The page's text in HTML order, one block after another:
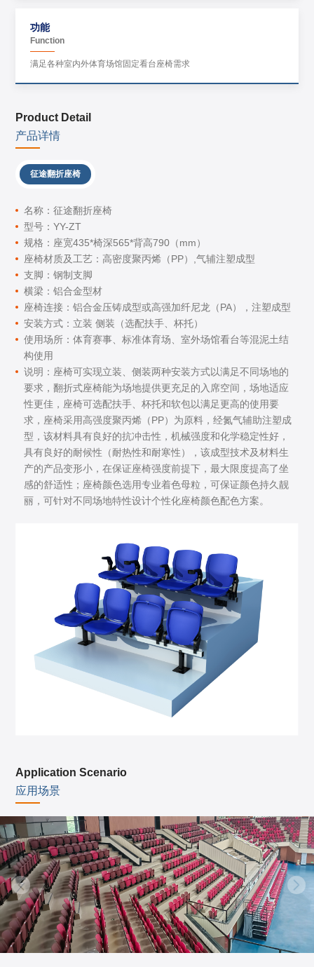
功能
Function
满足各种室内外体育场馆固定看台座椅需求
Product Detail
产品详情
征途翻折座椅
名称：征途翻折座椅
型号：YY-ZT
规格：座宽435*椅深565*背高790（mm）
座椅材质及工艺：高密度聚丙烯（PP）,气辅注塑成型
支脚：钢制支脚
横梁：铝合金型材
座椅连接：铝合金压铸成型或高强加纤尼龙（PA），注塑成型
安装方式：立装 侧装（选配扶手、杯托）
使用场所：体育赛事、标准体育场、室外场馆看台等混泥土结
构使用
说明：座椅可实现立装、侧装两种安装方式以满足不同场地的
要求，翻折式座椅能为场地提供更充足的入席空间，场地适应
性更佳，座椅可选配扶手、杯托和软包以满足更高的使用要
求，座椅采用高强度聚丙烯（PP）为原料，经氮气辅助注塑成
型，该材料具有良好的抗冲击性，机械强度和化学稳定性好，
具有良好的耐候性（耐热性和耐寒性），该成型技术及材料生
产的产品变形小，在保证座椅强度前提下，最大限度提高了坐
感的舒适性；座椅颜色选用专业着色母粒，可保证颜色持久靓
丽，可针对不同场地特性设计个性化座椅颜色配色方案。
Application Scenario
应用场景